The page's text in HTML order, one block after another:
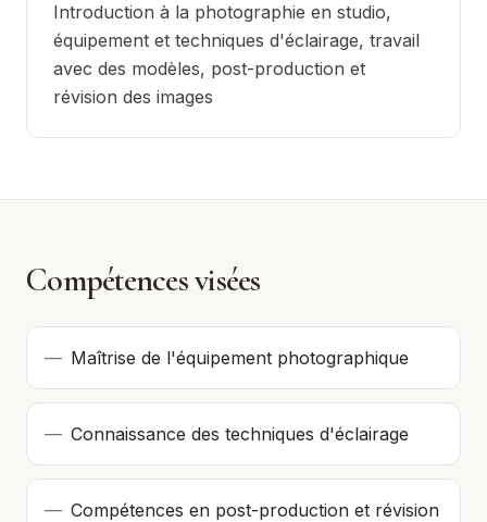
Introduction à la photographie en studio,
équipement et techniques d'éclairage, travail
avec des modèles, post-production et
révision des images
Compétences visées
— Maîtrise de l'équipement photographique
— Connaissance des techniques d'éclairage
— Compétences en post-production et révision